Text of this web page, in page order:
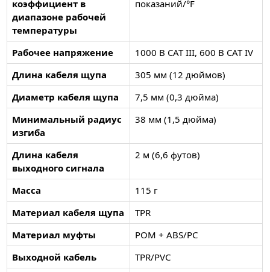
коэффициент в
диапазоне рабочей
температуры
показаний/°F
Рабочее напряжение
1000 В CAT III, 600 В CAT IV
Длина кабеля щупа
305 мм (12 дюймов)
Диаметр кабеля щупа
7,5 мм (0,3 дюйма)
Минимальный радиус
изгиба
38 мм (1,5 дюйма)
Длина кабеля
выходного сигнала
2 м (6,6 футов)
Масса
115 г
Материал кабеля щупа
TPR
Материал муфты
POM + ABS/PC
Выходной кабель
TPR/PVC